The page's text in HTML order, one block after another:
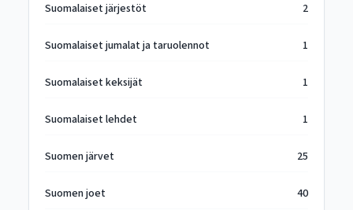
Suomalaiset järjestöt 2
Suomalaiset jumalat ja taruolennot 1
Suomalaiset keksijät 1
Suomalaiset lehdet 1
Suomen järvet 25
Suomen joet 40